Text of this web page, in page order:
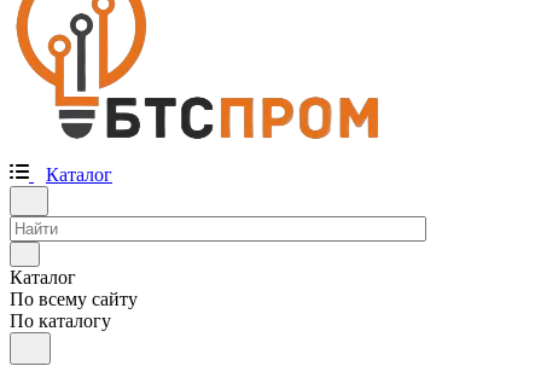
Каталог
Каталог
По всему сайту
По каталогу